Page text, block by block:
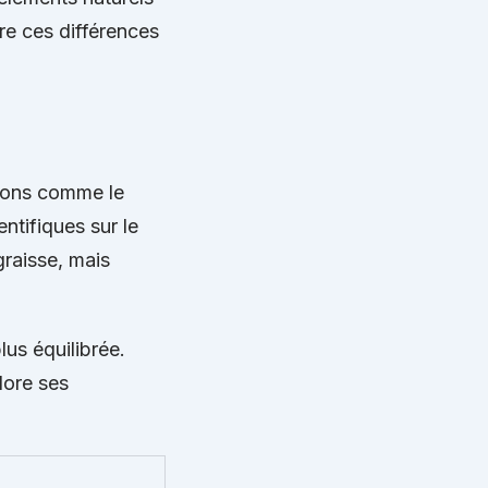
ces différences
comme le
sur le
mais
équilibrée.
ses